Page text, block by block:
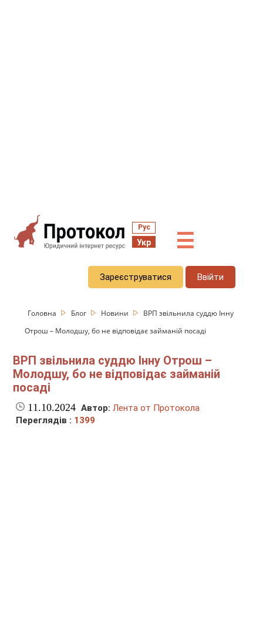
Рус
Укр ☰
Зареєструватися Ввійти
Головна Блог Новини
ВРП звільнила суддю Інну
Отрош – Молодшу, бо не відповідає займаній посаді
ВРП звільнила суддю Інну Отрош –
Молодшу, бо не відповідає займаній
посаді
11.10.2024 Автор: Лента от Протокола
Переглядів : 1399